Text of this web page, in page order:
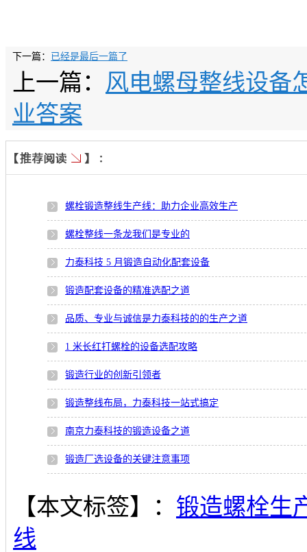
下一篇： 已经是最后一篇了
上一篇： 风电螺母整线设备
业答案
螺栓锻造整线生产线：助力企业高效生产
螺栓整线一条龙我们是专业的
力泰科技 5 月锻造自动化配套设备
锻造配套设备的精准选配之道
品质、专业与诚信是力泰科技的的生产之道
1 米长红打螺栓的设备选配攻略
锻造行业的创新引领者
锻造整线布局，力泰科技一站式搞定
南京力泰科技的锻造设备之道
锻造厂选设备的关键注意事项
【本文标签】： 锻造螺栓生
线